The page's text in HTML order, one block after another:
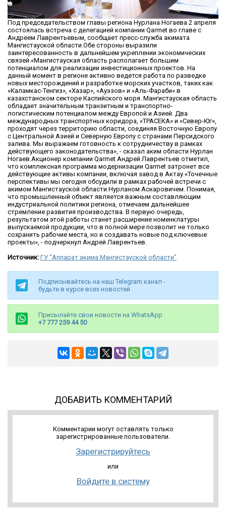
Под председательством главы региона Нурлана Ногаева 2 апреля
состоялась встреча с делегацией компании Qarmet во главе с
Андреем Лаврентьевым, сообщает пресс-служба акимата
Мангистауской области.Обе стороны выразили
заинтересованность в дальнейшем укреплении экономических
связей.«Мангистауская область располагает большим
потенциалом для реализации инвестиционных проектов. На
данный момент в регионе активно ведется работа по разведке
новых месторождений и разработке морских участков, таких как
«Каламкас-Тенгиз», «Хазар», «Ауэзов» и «Аль-Фараби» в
казахстанском секторе Каспийского моря. Мангистауская область
обладает значительным транзитным и транспортно-
логистическим потенциалом между Европой и Азией. Два
международных транспортных коридора, «ТРАСЕКА» и «Север-Юг»,
проходят через территорию области, соединяя Восточную Европу
с Центральной Азией и Северную Европу с странами Персидского
залива. Мы выражаем готовность к сотрудничеству в рамках
действующего законодательства», - сказал аким области Нурлан
Ногаев.Акционер компании Qarmet Андрей Лаврентьев отметил,
что комплексная программа модернизации Qarmet затронет все
действующие активы компании, включая завод в Актау.«Точечные
перспективы мы сегодня обсудили в рамках рабочей встречи с
акимом Мангистауской области Нурланом Аскаровичем. Понимая,
что промышленный объект является важным составляющим
индустриальной политики региона, отмечаем дальнейшее
стремление развития производства. В первую очередь,
результатом этой работы станет расширение номенклатуры
выпускаемой продукции, что в полной мере позволит не только
сохранить рабочие места, но и создавать новые под ключевые
проекты», - подчеркнул Андрей Лаврентьев.
Источник: ГУ "Аппарат акима Мангистауской области"
Подписывайтесь на наш Telegram канал -
будьте в курсе всех новостей
Присылайте свои новости на WhatsApp
+7 777 259 44 50
ДОБАВИТЬ КОММЕНТАРИЙ
Комментарии могут оставлять только
зарегистрированные пользователи.
Зарегистрируйтесь
или
Войдите в систему